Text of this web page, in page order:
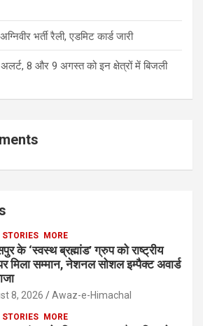
भर्ती रैली, एडमिट कार्ड जारी
अलर्ट, 8 और 9 अगस्त को इन क्षेत्रों में बिजली
MORE
के ‘स्वस्थ ब्रह्मांड’ ग्रुप को राष्ट्रीय
मिला सम्मान, नेशनल सोशल इम्पैक्ट अवार्ड
8, 2026 Awaz-e-Himachal
MORE